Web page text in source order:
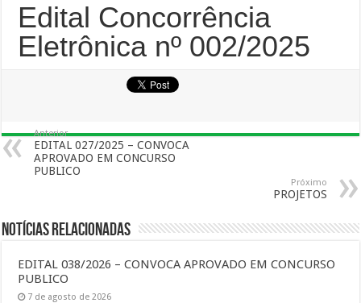
Edital Concorrência
Eletrônica nº 002/2025
Anterior
EDITAL 027/2025 – CONVOCA
APROVADO EM CONCURSO
PUBLICO
Próximo
PROJETOS
Notícias Relacionadas
EDITAL 038/2026 – CONVOCA APROVADO EM CONCURSO
PUBLICO
7 de agosto de 2026